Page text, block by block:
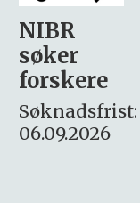
Rektor
Søknadsfrist:
15.09.2026